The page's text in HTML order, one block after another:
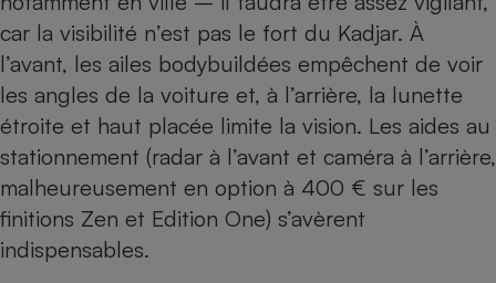
car la visibilité n’est pas le fort du Kadjar. À
l’avant, les ailes bodybuildées empêchent de voir
les angles de la voiture et, à l’arrière, la lunette
étroite et haut placée limite la vision. Les aides au
stationnement (radar à l’avant et caméra à l’arrière,
malheureusement en option à 400 € sur les
finitions Zen et Edition One) s’avèrent
indispensables.